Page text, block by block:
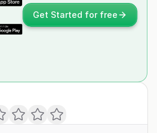
Get Started for free